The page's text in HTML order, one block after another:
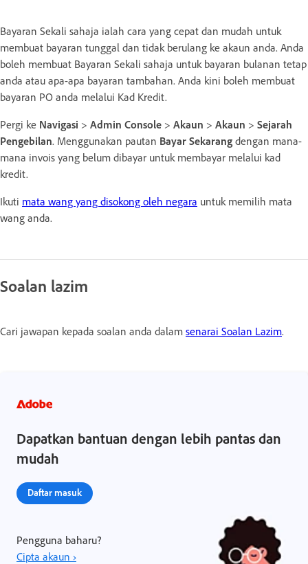
Bayaran Sekali sahaja ialah cara yang cepat dan mudah untuk
membuat bayaran tunggal dan tidak berulang ke akaun anda. Anda
boleh membuat Bayaran Sekali sahaja untuk bayaran bulanan tetap
anda atau apa-apa bayaran tambahan. Anda kini boleh membuat
bayaran PO anda melalui Kad Kredit.
Pergi ke Navigasi > Admin Console > Akaun > Akaun > Sejarah
Pengebilan. Menggunakan pautan Bayar Sekarang dengan mana-
mana invois yang belum dibayar untuk membayar melalui kad
kredit.
Ikuti mata wang yang disokong oleh negara untuk memilih mata
wang anda.
Soalan lazim
Cari jawapan kepada soalan anda dalam senarai Soalan Lazim.
Dapatkan bantuan dengan lebih pantas dan
mudah
Daftar masuk
Pengguna baharu?
Cipta akaun ›